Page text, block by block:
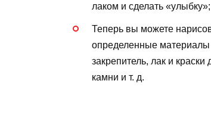
лаком и сделать «улыбку»;
Теперь вы можете
определенные материалы
закрепитель, лак и
камни и т. д.